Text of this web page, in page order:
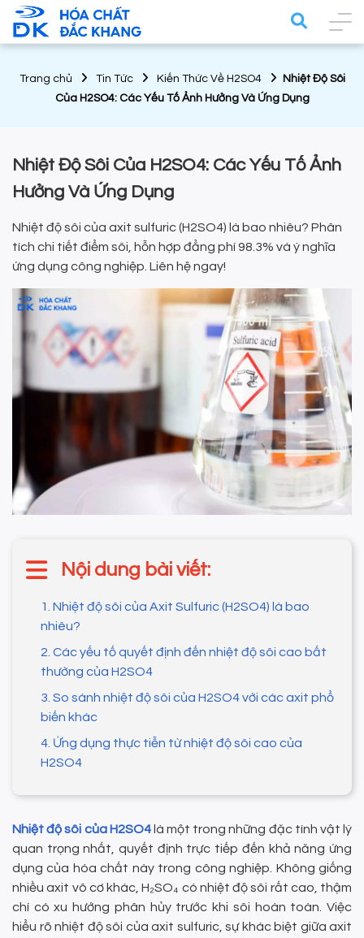
Trang chủ Tin Tức Kiến Thức Về H2SO4
Nhiệt Độ Sôi
Của H2SO4: Các Yếu Tố Ảnh Hưởng Và Ứng Dụng
Nhiệt Độ Sôi Của H2SO4: Các Yếu Tố Ảnh
Hưởng Và Ứng Dụng
Nhiệt độ sôi của axit sulfuric (H2SO4) là bao nhiêu? Phân
tích chi tiết điểm sôi, hỗn hợp đẳng phí 98.3% và ý nghĩa
ứng dụng công nghiệp. Liên hệ ngay!
Nội dung bài viết:
1. Nhiệt độ sôi của Axit Sulfuric (H2SO4) là bao
nhiêu?
2. Các yếu tố quyết định đến nhiệt độ sôi cao bất
thường của H2SO4
3. So sánh nhiệt độ sôi của H2SO4 với các axit phổ
biến khác
4. Ứng dụng thực tiễn từ nhiệt độ sôi cao của
H2SO4
Nhiệt độ sôi của H2SO4là một trong những đặc tính vật lý
quan trọng nhất, quyết định trực tiếp đến khả năng ứng
dụng của hóa chất này trong công nghiệp. Không giống
nhiều axit vô cơ khác, H₂SO₄ có nhiệt độ sôi rất cao, thậm
chí có xu hướng phân hủy trước khi sôi hoàn toàn. Việc
hiểu rõ nhiệt độ sôi của axit sulfuric, sự khác biệt giữa axit